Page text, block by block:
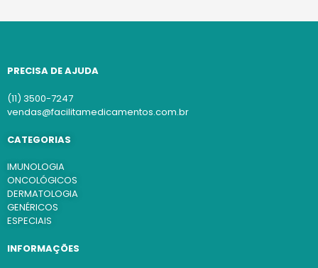
PRECISA DE AJUDA
(11) 3500-7247
vendas@facilitamedicamentos.com.br
CATEGORIAS
IMUNOLOGIA
ONCOLÓGICOS
DERMATOLOGIA
GENÉRICOS
ESPECIAIS
INFORMAÇÕES